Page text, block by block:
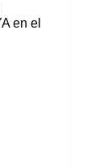
en el